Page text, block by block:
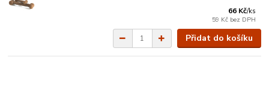
66 Kč/ks
59 Kč bez DPH
Přidat do košíku